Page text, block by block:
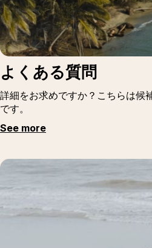
よくある質問
詳細をお求めですか？こちらは候
です。
See more